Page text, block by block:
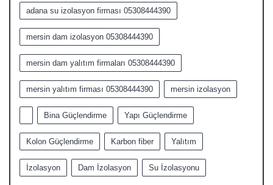
adana su izolasyon firması 05308444390
mersin dam izolasyon 05308444390
mersin dam yalıtım firmaları 05308444390
mersin yalıtım firması 05308444390 mersin izolasyon
Bina Güçlendirme Yapı Güçlendirme
Kolon Güçlendirme Karbon fiber Yalıtım
İzolasyon Dam İzolasyon Su İzolasyonu